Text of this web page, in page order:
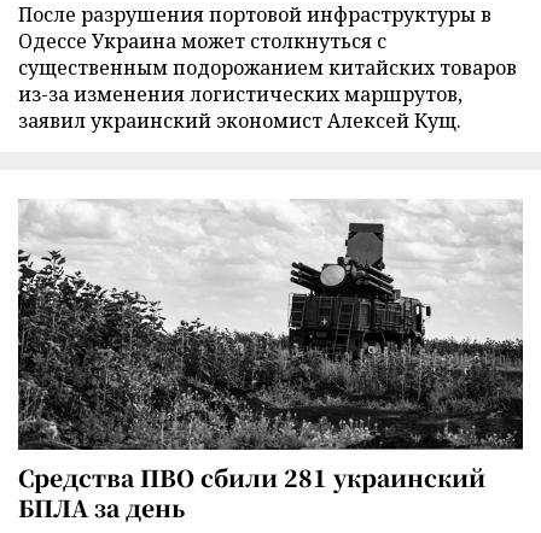
После разрушения портовой инфраструктуры в
Одессе Украина может столкнуться с
существенным подорожанием китайских товаров
из-за изменения логистических маршрутов,
заявил украинский экономист Алексей Кущ.
Средства ПВО сбили 281 украинский
БПЛА за день